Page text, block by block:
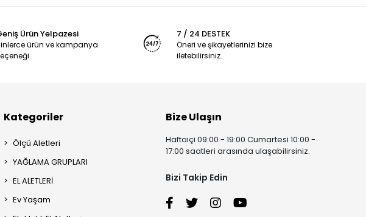
Ürün Yelpazesi
ürün ve kampanya
7 / 24 DESTEK
Öneri ve şikayetlerinizi bize
iletebilirsiniz.
Kategoriler
Ölçü Aletleri
YAĞLAMA GRUPLARI
EL ALETLERİ
Ev Yaşam
Bize Ulaşın
Haftaiçi 09:00 - 19:00 Cumartesi 10:00 -
17:00 saatleri arasında ulaşabilirsiniz.
Bizi Takip Edin